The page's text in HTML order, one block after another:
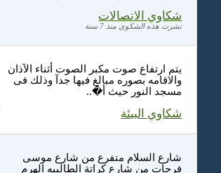
شكاوي الاتصالات
نشرت هذه الشكوى منذ 7 سنة
يتم ارتفاع صوت مكبر الصوت أثناء الآذان
والاقامه بصوره مبالغ فيها جدآ وذلك فى
مسجد النور حيث أ�..
شكاوي البيئة
شارع السلام متفرع من شارع موسى
فرحات من شارع كراتة الطالبيه الهرم